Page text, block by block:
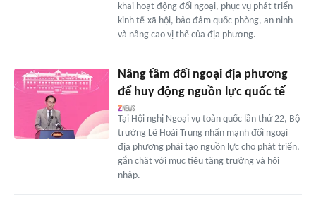
khai hoạt động đối ngoại, phục vụ phát triển
kinh tế-xã hội, bảo đảm quốc phòng, an ninh
và nâng cao vị thế của địa phương.
Nâng tầm đối ngoại địa phương
để huy động nguồn lực quốc tế
Tại Hội nghị Ngoại vụ toàn quốc lần thứ 22, Bộ
trưởng Lê Hoài Trung nhấn mạnh đối ngoại
địa phương phải tạo nguồn lực cho phát triển,
gắn chặt với mục tiêu tăng trưởng và hội
nhập.